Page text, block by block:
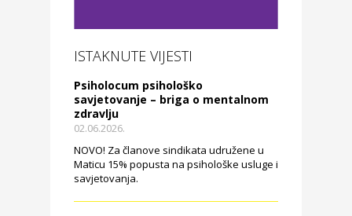
ISTAKNUTE VIJESTI
Psiholocum psihološko
savjetovanje – briga o mentalnom
zdravlju
02.06.2026.
NOVO! Za članove sindikata udružene u
Maticu 15% popusta na psihološke usluge i
savjetovanja.